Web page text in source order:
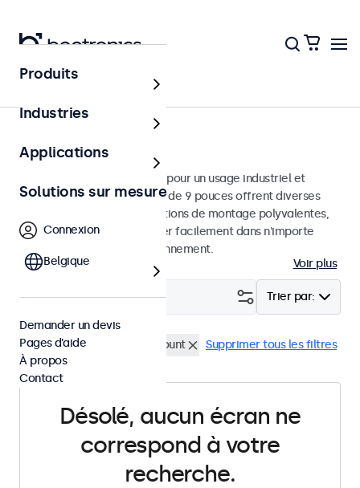
Écrans
Moniteurs 9 pouces
Moniteurs 9 pouces conçus pour un usage industriel et
commercial. Ces moniteurs de 9 pouces offrent diverses
connexions vidéo et des options de montage polyvalentes,
leur permettant de s'intégrer facilement dans n'importe
quelle application et environnement.
Voir plus
Trier par:
Filtrer (0)
Écrans 9 pouces Panel mount Supprimer tous les filtres
Désolé, aucun écran ne
correspond à votre
recherche.
Produits
Industries
Applications
Solutions sur mesure
Connexion
Belgique
Demander un devis
Pages d’aide
À propos
Contact